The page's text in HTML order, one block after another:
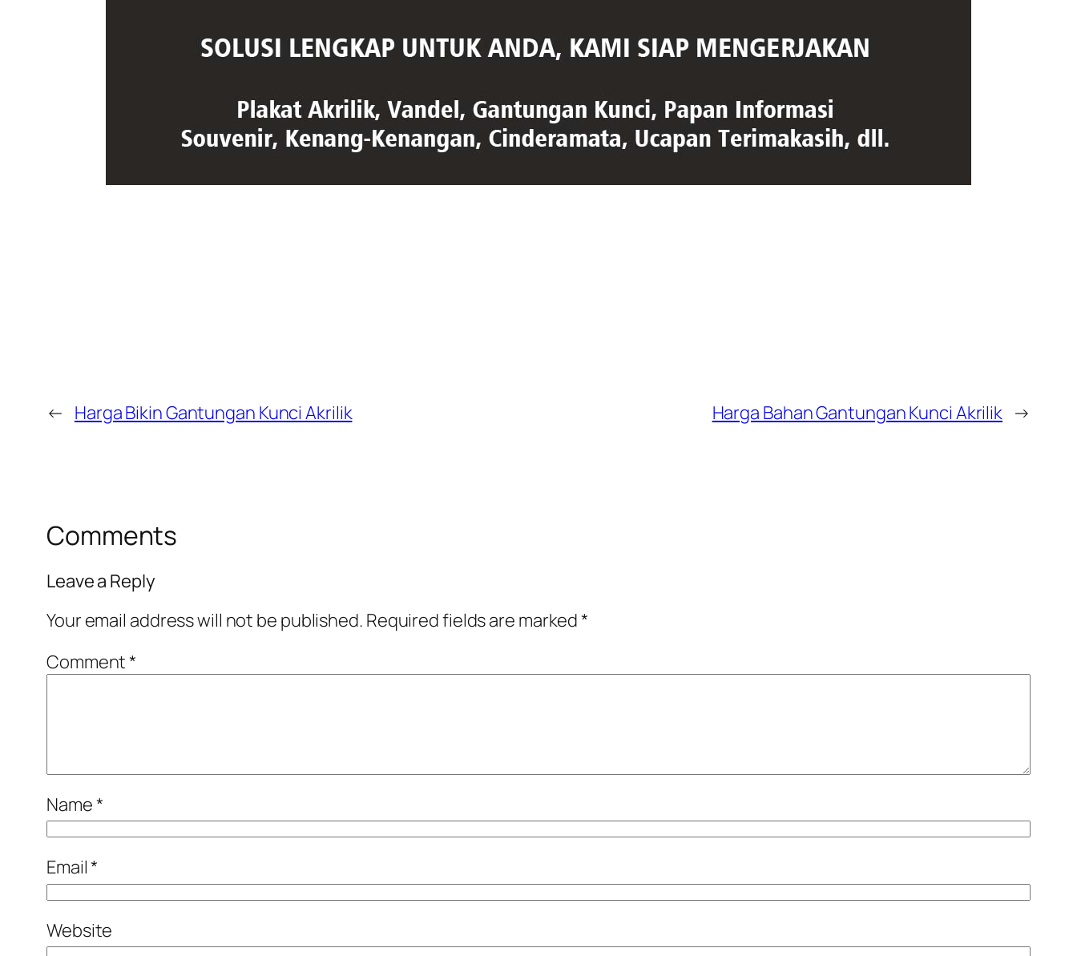
← Harga Bikin Gantungan Kunci Akrilik Harga Bahan Gantungan Kunci Akrilik →
Comments
Leave a Reply
Your email address will not be published. Required fields are marked*
Comment*
Name*
Email*
Website